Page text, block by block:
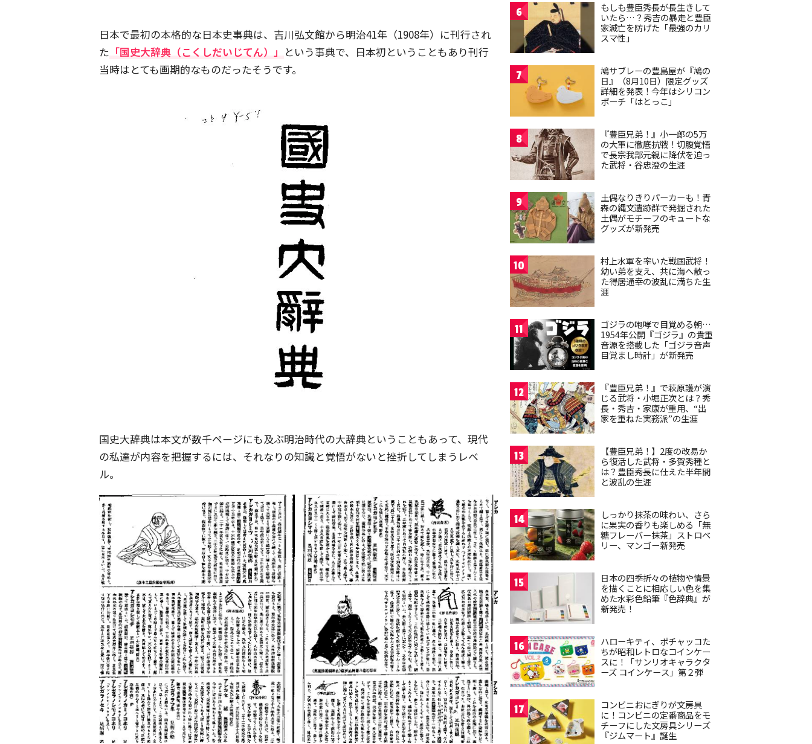
日本で最初の本格的な日本史事典は、吉川弘文館から明治41年（1908年）に刊行され
た 「国史大辞典（こくしだいじてん）」 という事典で、日本初ということもあり刊行
当時はとても画期的なものだったそうです。
国史大辞典は本文が数千ページにも及ぶ明治時代の大辞典ということもあって、現代
の私達が内容を把握するには、それなりの知識と覚悟がないと挫折してしまうレベ
ル。
6
もしも豊臣秀長が長生きして
いたら…？秀吉の暴走と豊臣
家滅亡を防げた「最強のカリ
スマ性」
7
鳩サブレーの豊島屋が『鳩の
日』（8月10日）限定グッズ
詳細を発表！今年はシリコン
ポーチ「はとっこ」
8
『豊臣兄弟！』小一郎の5万
の大軍に徹底抗戦！切腹覚悟
で長宗我部元親に降伏を迫っ
た武将・谷忠澄の生涯
9
土偶なりきりパーカーも！青
森の縄文遺跡群で発掘された
土偶がモチーフのキュートな
グッズが新発売
10
村上水軍を率いた戦国武将！
幼い弟を支え、共に海へ散っ
た得居通幸の波乱に満ちた生
涯
11
ゴジラの咆哮で目覚める朝…
1954年公開『ゴジラ』の貴重
音源を搭載した「ゴジラ音声
目覚まし時計」が新発売
12
『豊臣兄弟！』で萩原護が演
じる武将・小堀正次とは？秀
長・秀吉・家康が重用、“出
家を重ねた実務派”の生涯
13
【豊臣兄弟！】2度の改易か
ら復活した武将・多賀秀種と
は？豊臣秀長に仕えた半年間
と波乱の生涯
14
しっかり抹茶の味わい、さら
に果実の香りも楽しめる「無
糖フレーバー抹茶」ストロベ
リー、マンゴー新発売
15
日本の四季折々の植物や情景
を描くことに相応しい色を集
めた水彩色鉛筆『色辞典』が
新発売！
16
ハローキティ、ポチャッコた
ちが昭和レトロなコインケー
スに！「サンリオキャラクタ
ーズ コインケース」第２弾
17
コンビニおにぎりが文房具
に！コンビニの定番商品をモ
チーフにした文房具シリーズ
『ジムマート』誕生